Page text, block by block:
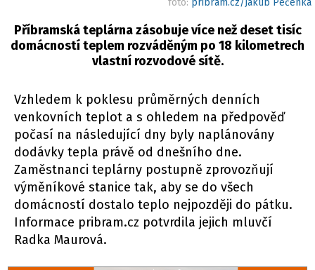
Příbramská teplárna zásobuje více než deset tisíc
domácností teplem rozváděným po 18 kilometrech
vlastní rozvodové sítě.
Vzhledem k poklesu průměrných denních
venkovních teplot a s ohledem na předpověď
počasí na následující dny byly naplánovány
dodávky tepla právě od dnešního dne.
Zaměstnanci teplárny postupně zprovozňují
výměníkové stanice tak, aby se do všech
domácností dostalo teplo nejpozději do pátku.
Informace pribram.cz potvrdila jejich mluvčí
Radka Maurová.